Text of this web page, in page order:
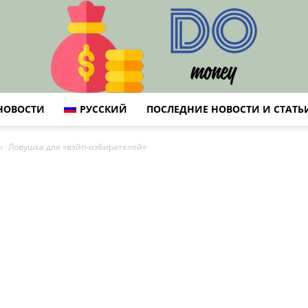
РУССКИЙ ПОСЛЕДНИЕ НОВОСТИ И
Ловушка для «вэйп-избирателей»